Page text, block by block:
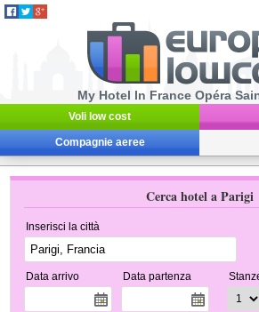
My Hotel In France Opéra
Voli low cost
Compagnie aeree
Cerca hotel a Parigi
Inserisci la città
Data arrivo Data partenza